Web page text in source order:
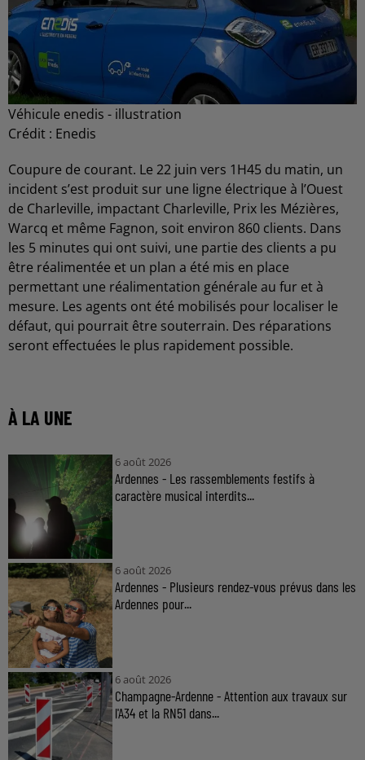
Véhicule enedis - illustration
Crédit : Enedis
Coupure de courant. Le 22 juin vers 1H45 du matin, un
incident s’est produit sur une ligne électrique à l’Ouest
de Charleville, impactant Charleville, Prix les Mézières,
Warcq et même Fagnon, soit environ 860 clients. Dans
les 5 minutes qui ont suivi, une partie des clients a pu
être réalimentée et un plan a été mis en place
permettant une réalimentation générale au fur et à
mesure. Les agents ont été mobilisés pour localiser le
défaut, qui pourrait être souterrain. Des réparations
seront effectuées le plus rapidement possible.
À LA UNE
6 août 2026
Ardennes - Les rassemblements festifs à
caractère musical interdits...
6 août 2026
Ardennes - Plusieurs rendez-vous prévus dans les
Ardennes pour...
6 août 2026
Champagne-Ardenne - Attention aux travaux sur
l'A34 et la RN51 dans...